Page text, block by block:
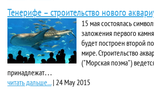
Тенерифе – строительство нового
15 мая состоялась
заложения первого
будет построен второй
мире. Строительство
("Морская поэма")
принадлежат…
читать дальше... | 24 May 2015